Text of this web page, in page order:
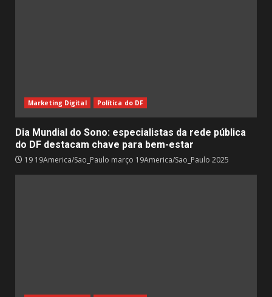
Marketing Digital Política do DF
Dia Mundial do Sono: especialistas da rede pública
do DF destacam chave para bem-estar
19 19America/Sao_Paulo março 19America/Sao_Paulo 2025